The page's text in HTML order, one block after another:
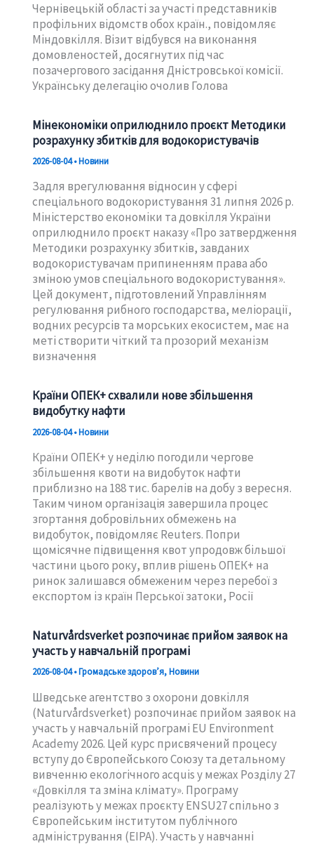
Чернівецькій області за участі представників
профільних відомств обох країн., повідомляє
Міндовкілля. Візит відбувся на виконання
домовленостей, досягнутих під час
позачергового засідання Дністровської комісії.
Українську делегацію очолив Голова
Мінекономіки оприлюднило проєкт Методики
розрахунку збитків для водокористувачів
2026-08-04•Новини
Задля врегулювання відносин у сфері
спеціального водокористування 31 липня 2026 р.
Міністерство економіки та довкілля України
оприлюднило проєкт наказу «Про затвердження
Методики розрахунку збитків, завданих
водокористувачам припиненням права або
зміною умов спеціального водокористування».
Цей документ, підготовлений Управлінням
регулювання рибного господарства, меліорації,
водних ресурсів та морських екосистем, має на
меті створити чіткий та прозорий механізм
визначення
Країни ОПЕК+ схвалили нове збільшення
видобутку нафти
2026-08-04•Новини
Країни ОПЕК+ у неділю погодили чергове
збільшення квоти на видобуток нафти
приблизно на 188 тис. барелів на добу з вересня.
Таким чином організація завершила процес
згортання добровільних обмежень на
видобуток, повідомляє Reuters. Попри
щомісячне підвищення квот упродовж більшої
частини цього року, вплив рішень ОПЕК+ на
ринок залишався обмеженим через перебої з
експортом із країн Перської затоки, Росії
Naturvårdsverket розпочинає прийом заявок на
участь у навчальній програмі
2026-08-04•Громадське здоровʼя,Новини
Шведське агентство з охорони довкілля
(Naturvårdsverket) розпочинає прийом заявок на
участь у навчальній програмі EU Environment
Academy 2026. Цей курс присвячений процесу
вступу до Європейського Союзу та детальному
вивченню екологічного acquis у межах Розділу 27
«Довкілля та зміна клімату». Програму
реалізують у межах проєкту ENSU27 спільно з
Європейським інститутом публічного
адміністрування (EIPA). Участь у навчанні